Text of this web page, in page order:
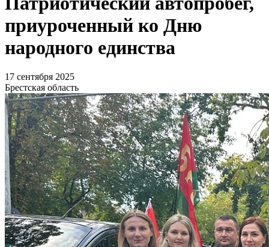
приуроченный ко Дню
народного единства
17 сентября 2025
Брестская область